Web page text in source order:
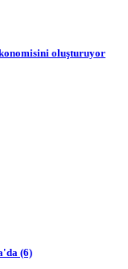
oluşturuyor
(6)